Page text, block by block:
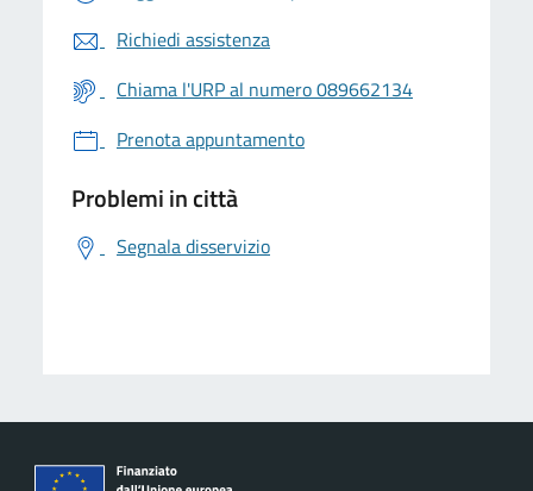
Richiedi assistenza
Chiama l'URP al numero 089662134
Prenota appuntamento
Problemi in città
Segnala disservizio
logo Unione Europea